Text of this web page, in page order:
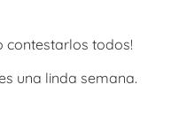
contestarlos todos!
una linda semana.